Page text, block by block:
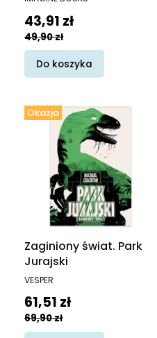
Cena promocyjna
43,91 zł
49,90 zł
Do koszyka
Okazja
Zaginiony świat. Park
Jurajski
PRODUCENT
VESPER
Cena promocyjna
61,51 zł
69,90 zł